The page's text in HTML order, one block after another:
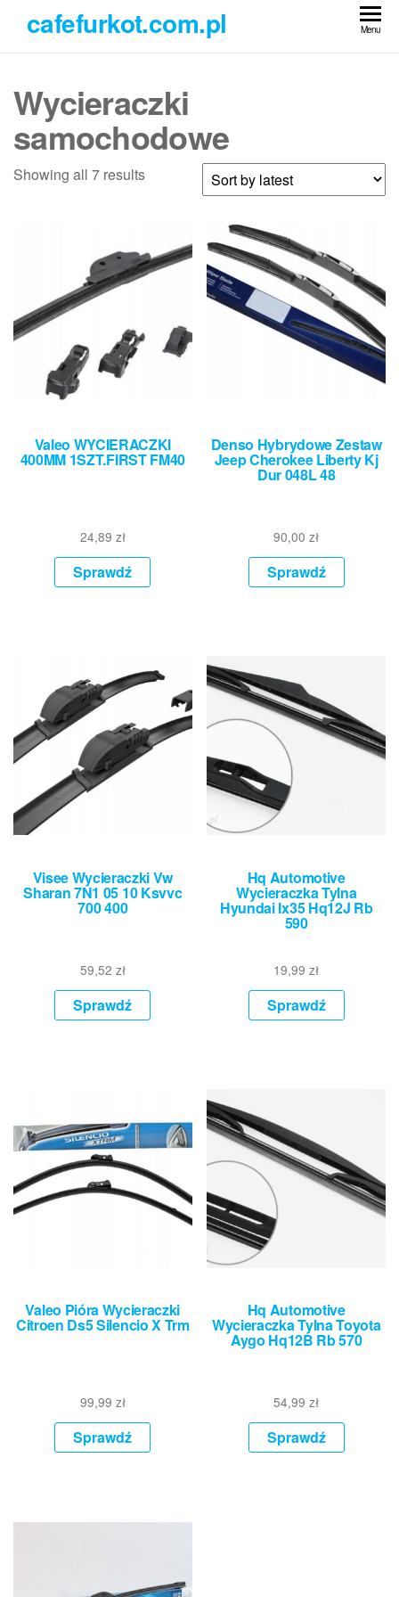
treści
cafefurkot.com.pl Menu
Wycieraczki
samochodowe
Showing all 7 results
Valeo WYCIERACZKI
400MM 1SZT.FIRST FM40
24,89 zł
Sprawdź
Denso Hybrydowe Zestaw
Jeep Cherokee Liberty Kj
Dur 048L 48
90,00zł
Sprawdź
Visee Wycieraczki Vw
Sharan 7N1 05 10 Ksvvc
700 400
59,52 zł
Sprawdź
Hq Automotive
Wycieraczka Tylna
Hyundai Ix35 Hq12J Rb
590
19,99zł
Sprawdź
Valeo Pióra Wycieraczki
Citroen Ds5 Silencio X Trm
99,99 zł
Sprawdź
Hq Automotive
Wycieraczka Tylna Toyota
Aygo Hq12B Rb 570
54,99zł
Sprawdź